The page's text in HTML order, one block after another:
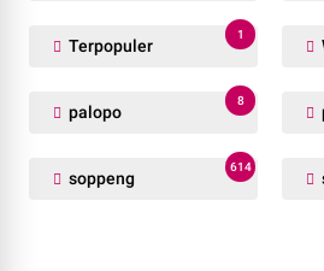
Terpopuler
1
palopo
8
soppeng
614